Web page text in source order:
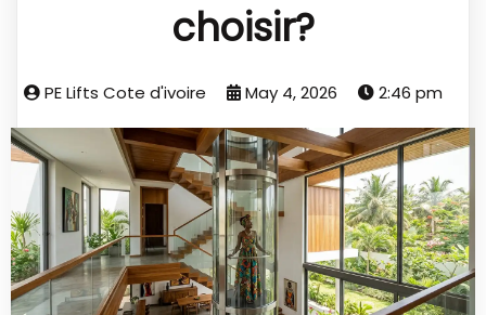
choisir?
PE Lifts Cote d'ivoire May 4, 2026 2:46 pm